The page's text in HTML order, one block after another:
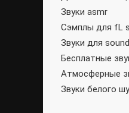
Звуки asmr
Сэмплы для fL
Звуки для
Бесплатные
Атмосферные
Звуки белого